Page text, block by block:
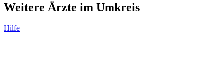
Weitere Ärzte im Umkreis
Hilfe